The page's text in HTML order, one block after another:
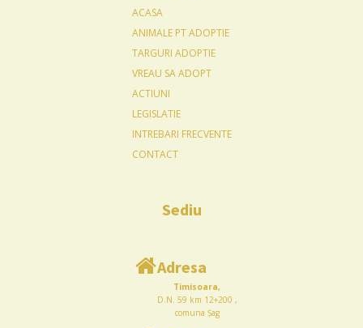
ACASA
ANIMALE PT ADOPTIE
TARGURI ADOPTIE
VREAU SA ADOPT
ACTIUNI
LEGISLATIE
INTREBARI FRECVENTE
CONTACT
Sediu
Adresa
Timisoara,
D.N. 59 km 12+200 ,
comuna Șag